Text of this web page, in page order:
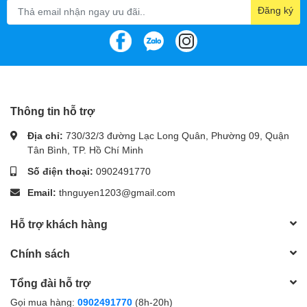
bao giờ hết.
Hoạt động êm ái, phù hợp mọi
nhu cầu
trong môi trường làm việc hay giải trí. Điều này đặc biệt
phù hợp cho người dùng yêu cầu sự yên tĩnh nhưng vẫn
cần hiệu suất cao.
Đăng ký
Thông tin hỗ trợ
Địa chỉ: 730/32/3 đường Lạc Long Quân, Phường 09, Quận
Tân Bình, TP. Hồ Chí Minh
Số điện thoại: 0902491770
Email: thnguyen1203@gmail.com
Hỗ trợ khách hàng
Chính sách
Tổng đài hỗ trợ
Gọi mua hàng: 0902491770 (8h-20h)